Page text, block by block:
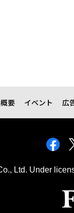
要 イベント 広
Ltd. Under